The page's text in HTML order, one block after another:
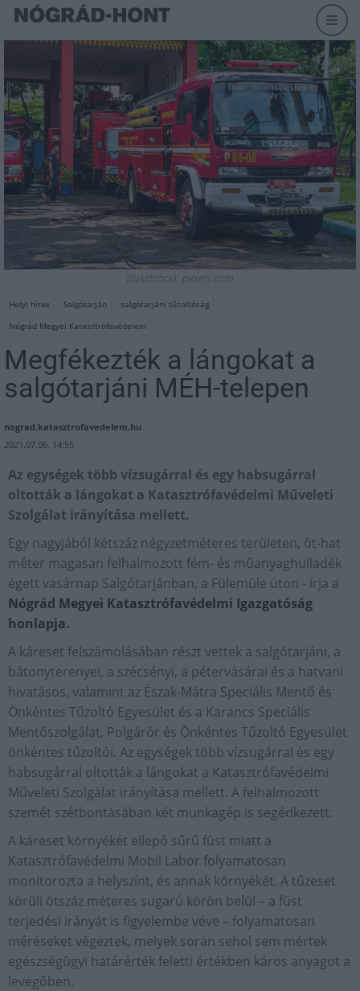
Illusztráció: pexels.com
Helyi hírek Salgótarján
salgótarjáni tűzoltóság
Nógrád Megyei Katasztrófavédelem
Megfékezték a lángokat a
salgótarjáni MÉH-telepen
nograd.katasztrofavedelem.hu
2021.07.06. 14:55
Az egységek több vízsugárral és egy habsugárral
oltották a lángokat a Katasztrófavédelmi Műveleti
Szolgálat irányítása mellett.
Egy nagyjából kétszáz négyzetméteres területen, öt-hat
méter magasan felhalmozott fém- és műanyaghulladék
égett vasárnap Salgótarjánban, a Fülemüle úton - írja a
Nógrád Megyei Katasztrófavédelmi Igazgatóság
honlapja.
A káreset felszámolásában részt vettek a salgótarjáni, a
bátonyterenyei, a szécsényi, a pétervásárai és a hatvani
hivatásos, valamint az Észak-Mátra Speciális Mentő és
Önkéntes Tűzoltó Egyesület és a Karancs Speciális
Mentőszolgálat, Polgárőr és Önkéntes Tűzoltó Egyesület
önkéntes tűzoltói. Az egységek több vízsugárral és egy
habsugárral oltották a lángokat a Katasztrófavédelmi
Műveleti Szolgálat irányítása mellett. A felhalmozott
szemét szétbontásában két munkagép is segédkezett.
A káreset környékét ellepő sűrű füst miatt a
Katasztrófavédelmi Mobil Labor folyamatosan
monitorozta a helyszínt, és annak környékét. A tűzeset
körüli ötszáz méteres sugarú körön belül – a füst
terjedési irányát is figyelembe véve – folyamatosan
méréseket végeztek, melyek során sehol sem mértek
egészségügyi határérték feletti értékben káros anyagot a
levegőben.